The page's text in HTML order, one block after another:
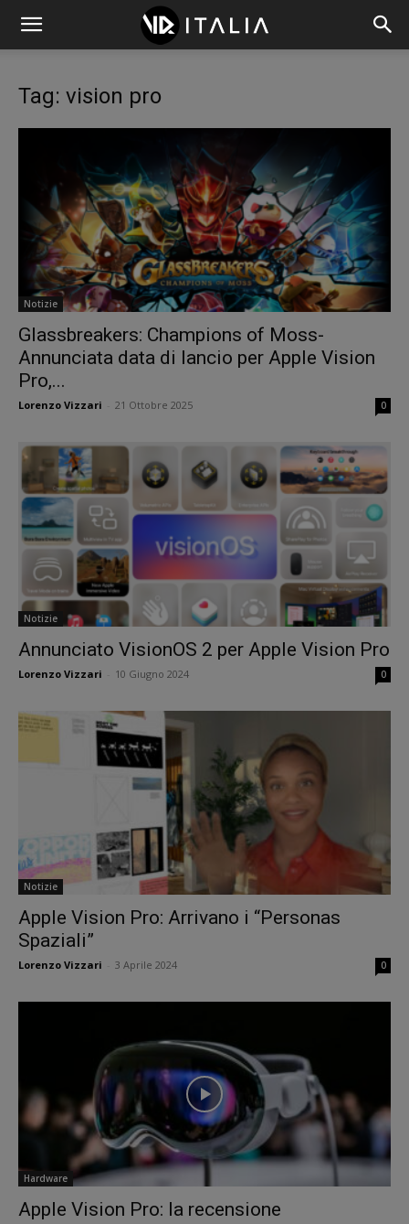
Tag: vision pro
Notizie
Glassbreakers: Champions of Moss-
Annunciata data di lancio per Apple Vision
Pro,...
Lorenzo Vizzari 21 Ottobre 2025 0
Notizie
Annunciato VisionOS 2 per Apple Vision Pro
Lorenzo Vizzari 10 Giugno 2024 0
Notizie
Apple Vision Pro: Arrivano i “Personas
Spaziali”
Lorenzo Vizzari 3 Aprile 2024 0
Hardware
Apple Vision Pro: la recensione